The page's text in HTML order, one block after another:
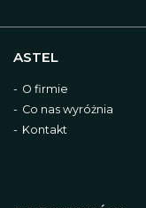
ASTEL
O firmie
Co nas wyróżnia
Kontakt